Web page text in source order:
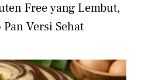
Free yang Lembut,
Pan Versi Sehat